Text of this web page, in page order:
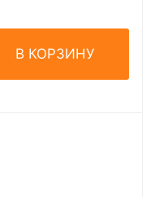
В КОРЗИНУ